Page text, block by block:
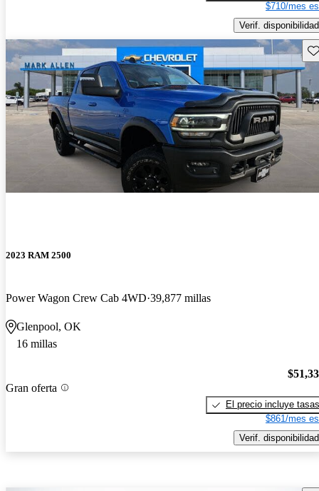
$710/mes
Verif. disponibilidad
2023 RAM 2500
Power Wagon Crew Cab 4WD 39,877 millas
Glenpool, OK
16 millas
Gran oferta
El precio incluye tasas
$861/mes
Verif. disponibilidad